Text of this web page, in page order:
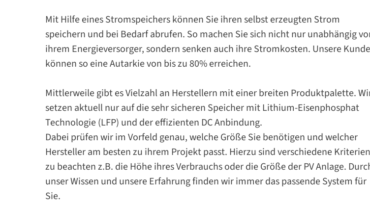
Mit Hilfe eines Stromspeichers können Sie ihren selbst erzeugten Strom
speichern und bei Bedarf abrufen. So machen Sie sich nicht nur unabhängig
ihrem Energieversorger, sondern senken auch ihre Stromkosten. Unsere
können so eine Autarkie von bis zu 80% erreichen.
Mittlerweile gibt es Vielzahl an Herstellern mit einer breiten Produktpalette.
setzen aktuell nur auf die sehr sicheren Speicher mit Lithium-Eisenphosphat
Technologie (LFP) und der effizienten DC Anbindung.
Dabei prüfen wir im Vorfeld genau, welche Größe Sie benötigen und welcher
Hersteller am besten zu ihrem Projekt passt. Hierzu sind verschiedene Kriterien
zu beachten z.B. die Höhe ihres Verbrauchs oder die Größe der PV Anlage.
unser Wissen und unsere Erfahrung finden wir immer das passende System für
Sie.